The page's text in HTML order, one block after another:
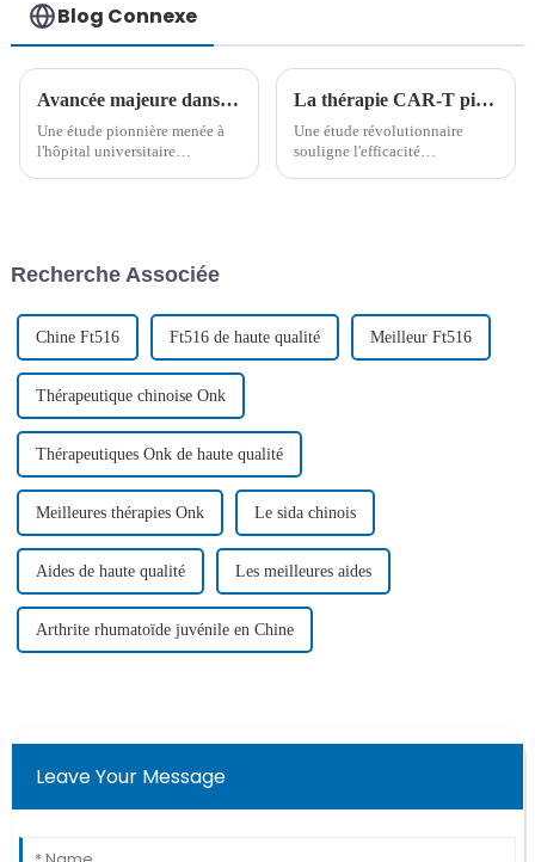
Blog Connexe
Avancée majeure dans le domaine des maladies auto-immunes pédiatriques : la thérapie cellulaire CAR-T guérit un patient atteint de lupus
Une étude pionnière menée à
l'hôpital universitaire
cellulaire CAR-T. Il s'agit de la
méthode…
La thérapie CAR-T pionnière dans la leucémie aiguë lymphoblastique à cellules B montre une efficacité sans précédent
Une étude révolutionnaire
souligne l'efficacité
Recherche Associée
Chine Ft516 Ft516 de haute qualité Meilleur Ft516
Thérapeutique chinoise Onk
Thérapeutiques Onk de haute qualité
Meilleures thérapies Onk Le sida chinois
Aides de haute qualité Les meilleures aides
Arthrite rhumatoïde juvénile en Chine
Leave Your Message